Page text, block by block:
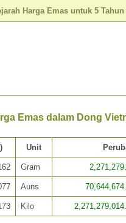
Harga Emas untuk 5
Emas dalam Dong
Unit
Gram
Auns
Kilo